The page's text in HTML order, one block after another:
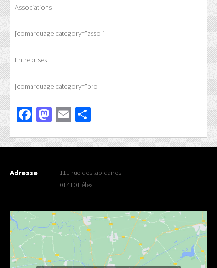
Associations
[comarquage category="asso"]
Entreprises
[comarquage category="pro"]
Facebook
Mastodon
Email
Adresse
111 rue des lapidaires
01410 Lélex